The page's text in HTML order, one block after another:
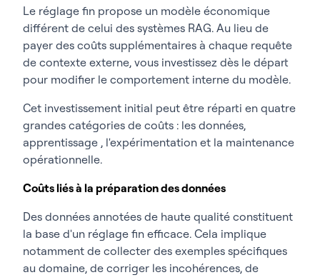
Le réglage fin propose un modèle économique
différent de celui des systèmes RAG. Au lieu de
payer des coûts supplémentaires à chaque requête
de contexte externe, vous investissez dès le départ
pour modifier le comportement interne du modèle.
Cet investissement initial peut être réparti en quatre
grandes catégories de coûts : les données,
apprentissage , l'expérimentation et la maintenance
opérationnelle.
Coûts liés à la préparation des données
Des données annotées de haute qualité constituent
la base d'un réglage fin efficace. Cela implique
notamment de collecter des exemples spécifiques
au domaine, de corriger les incohérences, de